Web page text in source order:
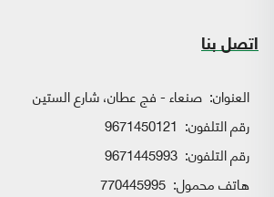
اتصل بنا
العنوان: صنعاء - فج عطان، شارع الستين
رقم التلفون: 9671450121
رقم التلفون: 9671445993
هاتف محمول: 770445995